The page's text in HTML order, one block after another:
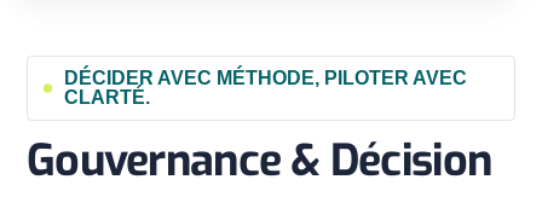
DÉCIDER AVEC MÉTHODE, PILOTER AVEC
CLARTÉ.
Gouvernance & Décision